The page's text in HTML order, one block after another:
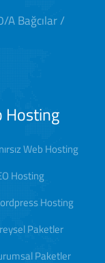
A Bağcılar /
Hosting
Web Hosting
Hosting
Hosting
Paketler
Paketler